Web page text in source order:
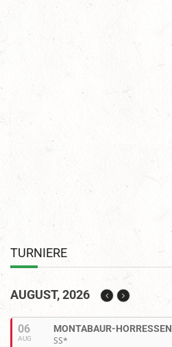
TURNIERE
AUGUST, 2026
06
AUG
MONTABAUR-HORRESSEN
SS*